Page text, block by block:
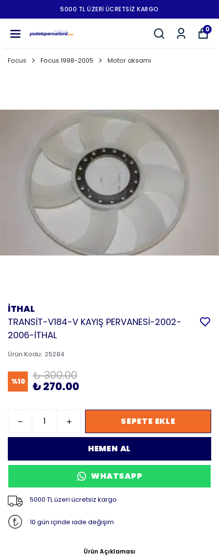
5000 TL ÜZERI ÜCRETSIZ KARGO
0
Focus Focus 1998-2005 Motor aksamı
İTHAL
TRANSİT-V184-V KAYIŞ PERVANESİ-2002-
2006-İTHAL
Ürün Kodu: 25284
%10 ₺ 300.00
₺ 270.00
SEPETE EKLE
HEMEN AL
WHATSAPP
5000 TL üzeri ücretsiz kargo
10 gün içinde iade değişim
Ürün Açıklaması